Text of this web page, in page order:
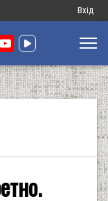
Меню
запису
Вхід